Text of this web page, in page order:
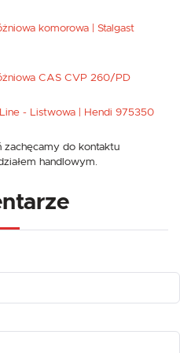
komorowa | Stalgast
CAS CVP 260/PD
- Listwowa | Hendi 975350
do kontaktu
handlowym.